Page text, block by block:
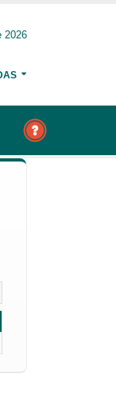
2026